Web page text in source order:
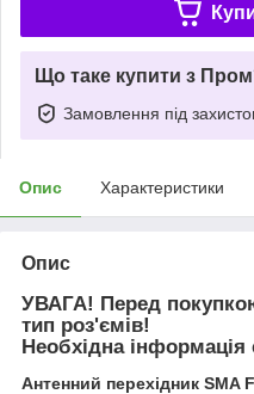
Що таке купити з
Замовлення під
Опис Характеристики
Опис
УВАГА! Перед
тип роз'ємів!
Необхідна інформація
Антенний перехідник SMA